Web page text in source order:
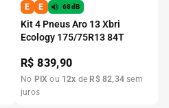
E E 68dB
Kit 4 Pneus Aro 13 Xbri
Ecology 175/75R13 84T
R$839,90
No PIX ou 12x de R$ 82,34 sem
juros